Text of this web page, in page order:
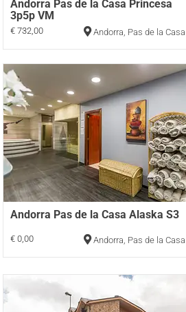
Andorra Pas de la Casa Princesa
3p5p VM
€ 732,00 Andorra, Pas de la Casa
Andorra Pas de la Casa Alaska S3
€ 0,00 Andorra, Pas de la Casa